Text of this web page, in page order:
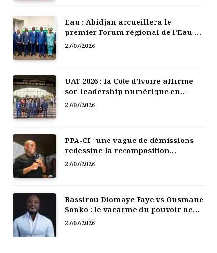
Eau : Abidjan accueillera le
premier Forum régional de l’Eau de
l’Afrique de l’Ouest
27/07/2026
UAT 2026 : la Côte d’Ivoire affirme
son leadership numérique en
Afrique
27/07/2026
PPA-CI : une vague de démissions
redessine la recomposition
politique
27/07/2026
Bassirou Diomaye Faye vs Ousmane
Sonko : le vacarme du pouvoir ne
doit pas faire oublier les liens de la
27/07/2026